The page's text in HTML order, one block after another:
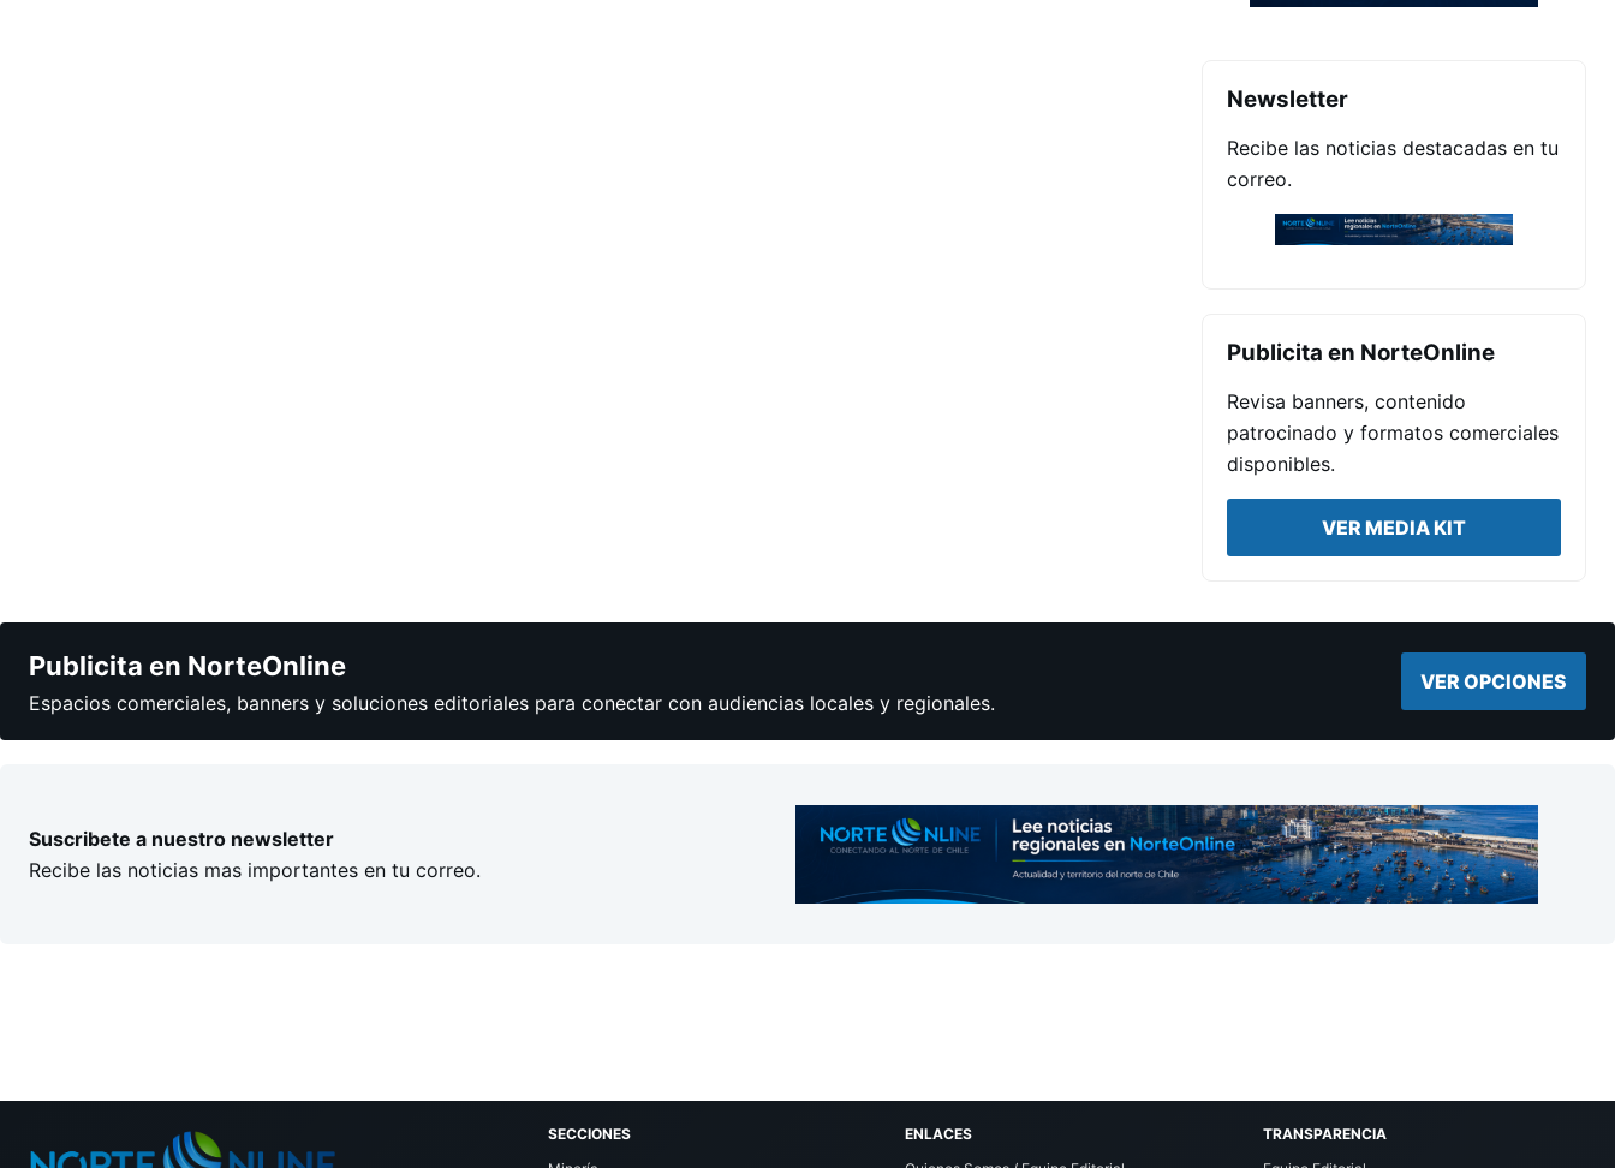
Newsletter
Recibe las noticias destacadas en tu
correo.
Publicita en NorteOnline
Revisa banners, contenido
patrocinado y formatos comerciales
disponibles.
VER MEDIA KIT
Publicita en NorteOnline
Espacios comerciales, banners y soluciones editoriales para conectar con audiencias locales y regionales.
VER OPCIONES
Suscribete a nuestro newsletter
Recibe las noticias mas importantes en tu correo.
SECCIONES
ENLACES
TRANSPARENCIA